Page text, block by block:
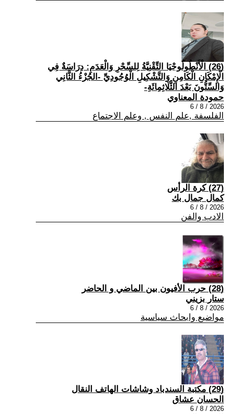
(26) الْأَنْطُولُوجْيَا التِّقْنِيَّةُ لِلسِّحْرِ وَالْعَدَمِ: دِرَاسَةٌ فِي
الْإِمْكَانِ الْكَامِنِ وَالتَّشْكِيلِ الْوُجُودِيِّ -الجُزْءُ الثَّانِي
وَالسِّتُّونَ بَعْدَ الثَّلَاثِمِائَةِ-
حمودة المعناوي
2026 / 8 / 6
الفلسفة ,علم النفس , وعلم الاجتماع
(27) كرة الرأس
كمال جمال بك
2026 / 8 / 6
الادب والفن
(28) حرب الأفيون بين الماضي و الحاضر
ستار بزيني
2026 / 8 / 6
مواضيع وابحاث سياسية
(29) مكتبة السندباد وشاشات الهاتف النقال
الحسان عشاق
2026 / 8 / 6